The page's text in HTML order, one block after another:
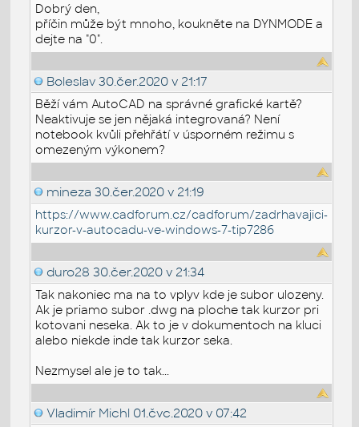
Dobrý den,
příčin může být mnoho, koukněte na DYNMODE a
dejte na "0".
Boleslav 30.čer.2020 v 21:17
Běží vám AutoCAD na správné grafické kartě?
Neaktivuje se jen nějaká integrovaná? Není
notebook kvůli přehřátí v úsporném režimu s
omezeným výkonem?
mineza 30.čer.2020 v 21:19
https://www.cadforum.cz/cadforum/zadrhavajici-
kurzor-v-autocadu-ve-windows-7-tip7286
duro28 30.čer.2020 v 21:34
Tak nakoniec ma na to vplyv kde je subor ulozeny.
Ak je priamo subor .dwg na ploche tak kurzor pri
kotovani neseka. Ak to je v dokumentoch na kluci
alebo niekde inde tak kurzor seka.
Nezmysel ale je to tak...
Vladimír Michl 01.čvc.2020 v 07:42